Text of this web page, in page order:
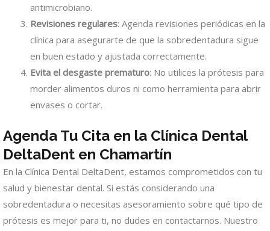
antimicrobiano.
Revisiones regulares: Agenda revisiones periódicas en la
clínica para asegurarte de que la sobredentadura sigue
en buen estado y ajustada correctamente.
Evita el desgaste prematuro: No utilices la prótesis para
morder alimentos duros ni como herramienta para abrir
envases o cortar.
Agenda Tu Cita en la Clínica Dental
DeltaDent en Chamartín
En la Clínica Dental DeltaDent, estamos comprometidos con tu
salud y bienestar dental. Si estás considerando una
sobredentadura o necesitas asesoramiento sobre qué tipo de
prótesis es mejor para ti, no dudes en contactarnos. Nuestro